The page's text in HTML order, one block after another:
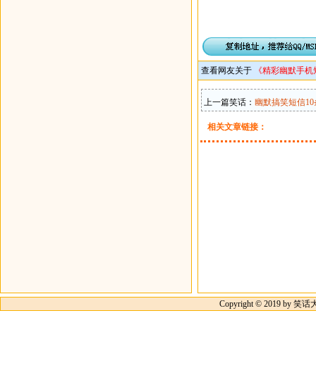
查看网友关于 《精彩幽默手
上一篇笑话： 幽默搞笑短信10
相关文章链接：
Copyright © 2019 by 笑话